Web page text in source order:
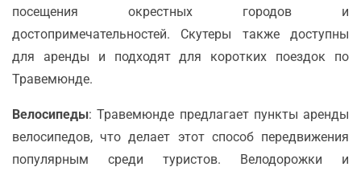
посещения окрестных городов и
достопримечательностей. Скутеры также доступны
для аренды и подходят для коротких поездок по
Травемюнде.
Велосипеды: Травемюнде предлагает пункты аренды
велосипедов, что делает этот способ передвижения
популярным среди туристов. Велодорожки и